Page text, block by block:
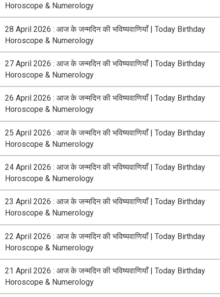
Horoscope & Numerology
28 April 2026 : आज के जन्मदिन की भविष्यवाणियाँ | Today Birthday
Horoscope & Numerology
27 April 2026 : आज के जन्मदिन की भविष्यवाणियाँ | Today Birthday
Horoscope & Numerology
26 April 2026 : आज के जन्मदिन की भविष्यवाणियाँ | Today Birthday
Horoscope & Numerology
25 April 2026 : आज के जन्मदिन की भविष्यवाणियाँ | Today Birthday
Horoscope & Numerology
24 April 2026 : आज के जन्मदिन की भविष्यवाणियाँ | Today Birthday
Horoscope & Numerology
23 April 2026 : आज के जन्मदिन की भविष्यवाणियाँ | Today Birthday
Horoscope & Numerology
22 April 2026 : आज के जन्मदिन की भविष्यवाणियाँ | Today Birthday
Horoscope & Numerology
21 April 2026 : आज के जन्मदिन की भविष्यवाणियाँ | Today Birthday
Horoscope & Numerology